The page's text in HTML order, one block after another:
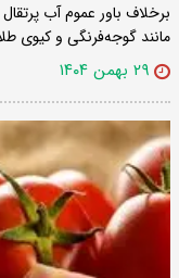
برخلاف باور عموم آب
مانند گوجه‌فرنگی و کیوی
۲۹ بهمن ۱۴۰۴